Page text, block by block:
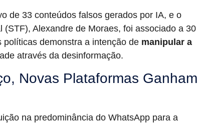
de 33 conteúdos falsos gerados por IA, e o
(STF), Alexandre de Moraes, foi associado a 30
demonstra a intenção de manipular a
através da desinformação.
Novas Plataformas Ganham
na predominância do WhatsApp para a